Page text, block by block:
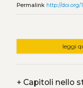
Permalink http://doi.org/
leggi
+Capitoli nello